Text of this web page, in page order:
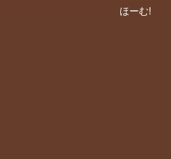
ほーむ!